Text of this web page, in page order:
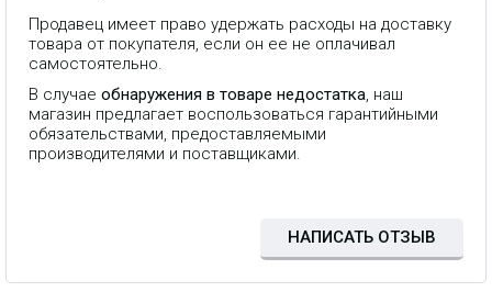
Продавец имеет право удержать расходы на доставку
товара от покупателя, если он ее не оплачивал
самостоятельно.
В случае обнаружения в товаре недостатка, наш
магазин предлагает воспользоваться гарантийными
обязательствами, предоставляемыми
производителями и поставщиками.
НАПИСАТЬ ОТЗЫВ